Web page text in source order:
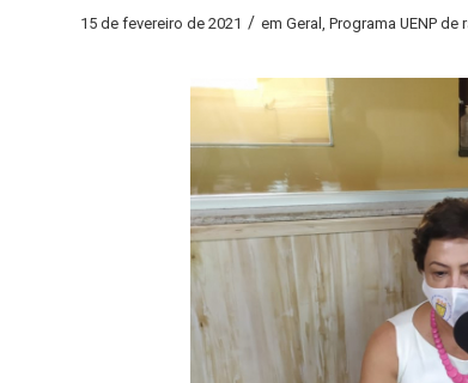
15 de fevereiro de 2021 / em Geral , Programa UENP de